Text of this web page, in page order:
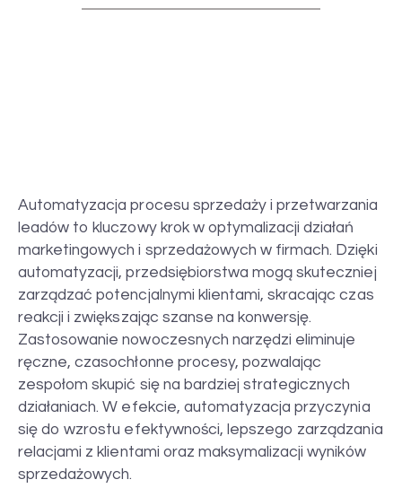
Automatyzacja procesu sprzedaży i przetwarzania
leadów to kluczowy krok w optymalizacji działań
marketingowych i sprzedażowych w firmach. Dzięki
automatyzacji, przedsiębiorstwa mogą skuteczniej
zarządzać potencjalnymi klientami, skracając czas
reakcji i zwiększając szanse na konwersję.
Zastosowanie nowoczesnych narzędzi eliminuje
ręczne, czasochłonne procesy, pozwalając
zespołom skupić się na bardziej strategicznych
działaniach. W efekcie, automatyzacja przyczynia
się do wzrostu efektywności, lepszego zarządzania
relacjami z klientami oraz maksymalizacji wyników
sprzedażowych.